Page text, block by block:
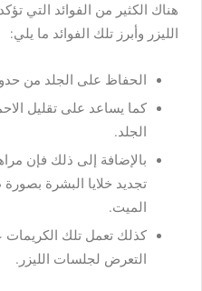
هناك الكثير من الفوائد التي
الليزر وأبرز تلك الفوائد ما يلي:
الحفاظ على الجلد من
كما يساعد على تقليل
الجلد.
بالإضافة إلى ذلك فإن
تجديد خلايا البشرة
الميت.
كذلك تعمل تلك
التعرض لجلسات الليزر.